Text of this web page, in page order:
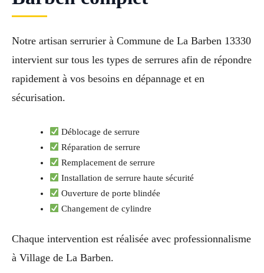
Notre artisan serrurier à Commune de La Barben 13330
intervient sur tous les types de serrures afin de répondre
rapidement à vos besoins en dépannage et en
sécurisation.
Déblocage de serrure
Réparation de serrure
Remplacement de serrure
Installation de serrure haute sécurité
Ouverture de porte blindée
Changement de cylindre
Chaque intervention est réalisée avec professionnalisme
à Village de La Barben.